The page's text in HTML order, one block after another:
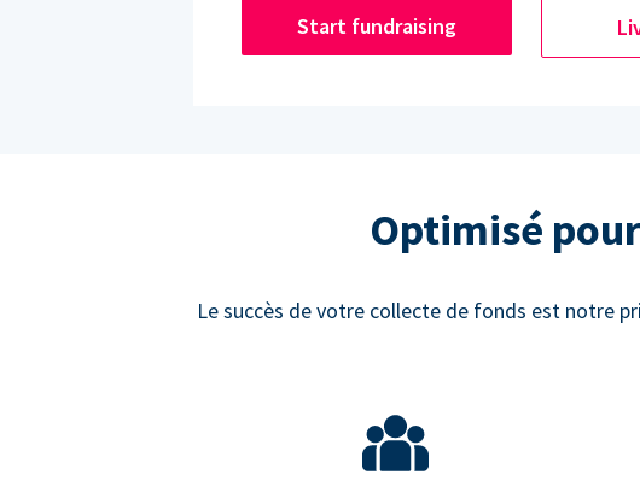
Start fundraising
Optimisé
Le succès de votre collecte de fonds est notre